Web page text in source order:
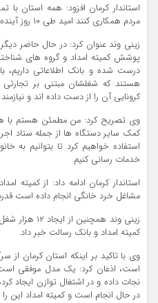
استاندار کرمان افزود: همه استان
مردم همکاری کنند امید طی ۱۰ روز آینده بتوانیم روند صعودی را کنترل کنیم.
زینی وند عنوان کرد: در حال حاضر
پوشش کمیته امداد و گروه های
درست شده و بانک اطلاعاتی داریم،
هستند که شغلشان مبتنی بر تجارتی
کرونایی آن را از دست داده اند و
وی تصریح کرد: من مطمئن هستم با
کمک سایر دستگاه ها از جمله ستاد
استفاده خواهیم کرد تا بتوانیم به
خدمات رسانی کنیم.
استاندار کرمان ادامه داد: از کمیته
مشاغل خرد خانگی انجام داده است
زینی وند
کمیته امداد و بانک رسالت خبر داد.
وی با تاکید بر اینکه استان کرمان از
است، اذعان کرد: یک مدل موفقی
نجات داده و در اشتغال توازن ایجاد
در حال انجام است و کمیته امداد این